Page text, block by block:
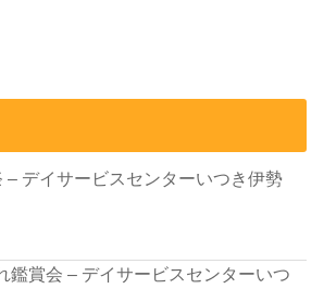
– デイサービスセンターいつき伊勢
鑑賞会 – デイサービスセンターいつ